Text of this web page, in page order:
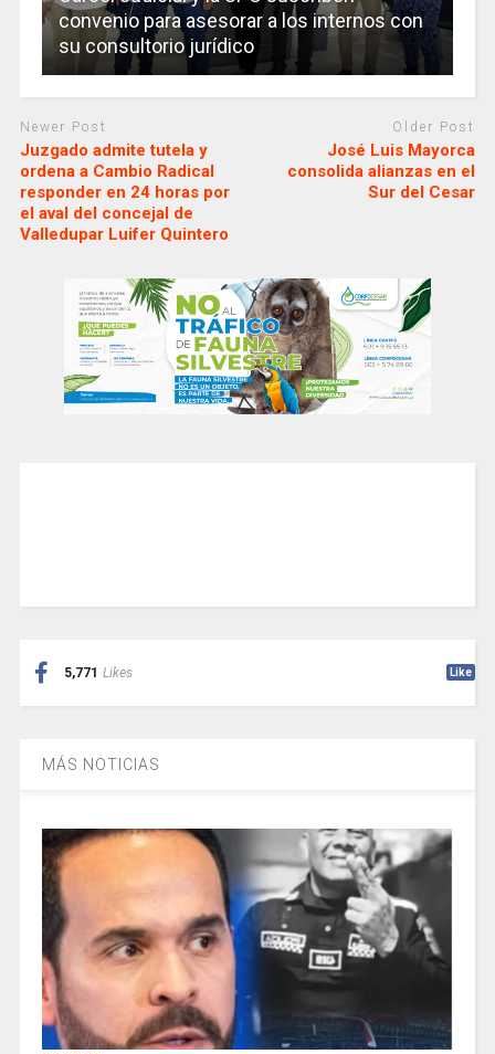
convenio para asesorar a los internos con
su consultorio jurídico
Newer Post
Juzgado admite tutela y
ordena a Cambio Radical
responder en 24 horas por
el aval del concejal de
Valledupar Luifer Quintero
Older Post
José Luis Mayorca
consolida alianzas en el
Sur del Cesar
5,771 Likes Like
MÁS NOTICIAS